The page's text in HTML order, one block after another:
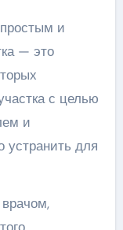
и
— это
с целью
и
устранить для